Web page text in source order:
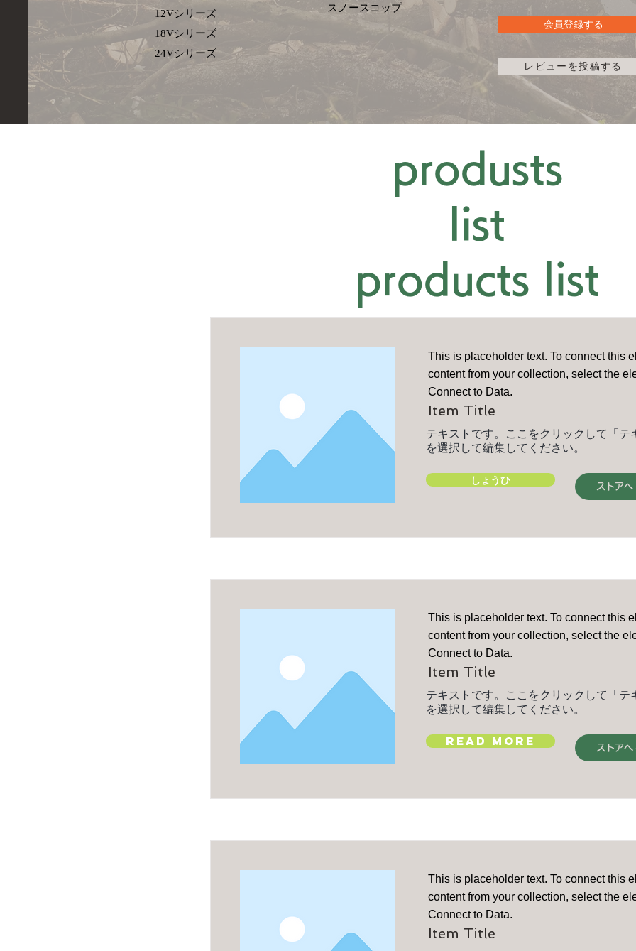
12Vシリーズ
18Vシリーズ
​24Vシリーズ
​スノースコップ
会員登録する
レビューを投稿する
produsts
list
products list
This is placeholder text. To connect this
content from your collection, select the
Connect to Data.
Item Title
テキストです。ここをクリックして「テ
を選択して編集してください。
しょうひ ストアへ
This is placeholder text. To connect this
content from your collection, select the
Connect to Data.
Item Title
テキストです。ここをクリックして「テ
を選択して編集してください。
Read More ストアへ
This is placeholder text. To connect this
content from your collection, select the
Connect to Data.
Item Title